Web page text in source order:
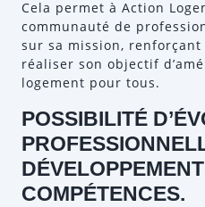
Cela permet à Action
communauté de
sur sa mission,
réaliser son objectif
logement pour tous.
POSSIBILITÉ
COMPÉTENCES.